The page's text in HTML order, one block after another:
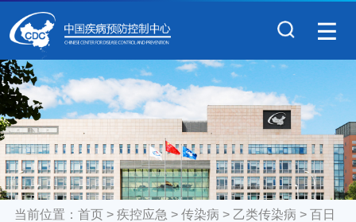
当前位置： 首页> 疾控应急 > 传染病 > 乙类传染病 > 百日